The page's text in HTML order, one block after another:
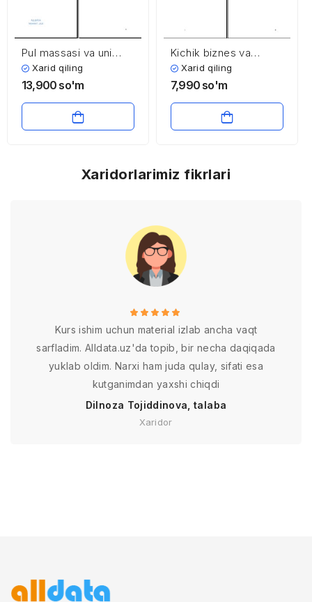
Pul massasi va uni
tartibga solish
muammolari
Xarid qiling
13,900 so'm
Kichik biznes va
tadbirkorlikni
rivojlantirishda
va ahamiyati
Xarid qiling
7,990 so'm
Xaridorlarimiz fikrlari
Kurs ishim uchun material izlab ancha vaqt
sarfladim. Alldata.uz'da topib, bir necha daqiqada
yuklab oldim. Narxi ham juda qulay, sifati esa
kutganimdan yaxshi chiqdi
Dilnoza Tojiddinova, talaba
Xaridor